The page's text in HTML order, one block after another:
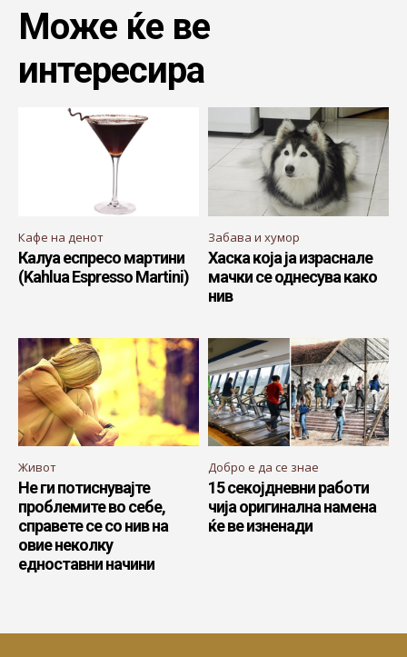
Може ќе ве
интересира
Кафе на денот
Калуа еспресо мартини
(Kahlua Espresso Martini)
Забава и хумор
Хаска која ја израснале
мачки се однесува како
нив
Живот
Не ги потиснувајте
проблемите во себе,
справете се со нив на
овие неколку
едноставни начини
Добро е да се знае
15 секојдневни работи
чија оригинална намена
ќе ве изненади